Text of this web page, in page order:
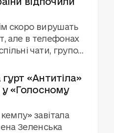
скоро вирушать
але в телефонах
чати, групові
знову.
третій сезон
у співпраці з
Цього літа
вісім змін для
війни.
«Антитіла»
у «Голосному
завітала
Зеленська